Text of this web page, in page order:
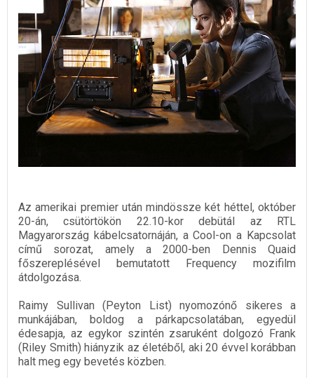
Az amerikai premier után mindössze két héttel, október
20-án, csütörtökön 22.10-kor debütál az RTL
Magyarország kábelcsatornáján, a Cool-on a Kapcsolat
című sorozat, amely a 2000-ben Dennis Quaid
főszereplésével bemutatott Frequency mozifilm
átdolgozása.
Raimy Sullivan (Peyton List) nyomozónő sikeres a
munkájában, boldog a párkapcsolatában, egyedül
édesapja, az egykor szintén zsaruként dolgozó Frank
(Riley Smith) hiányzik az életéből, aki 20 évvel korábban
halt meg egy bevetés közben.